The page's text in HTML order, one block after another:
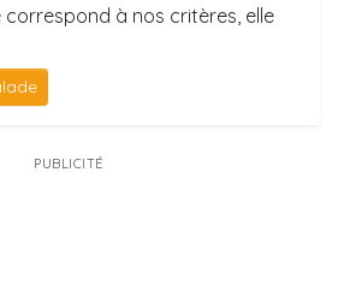
à nos critères, elle
PUBLICITÉ